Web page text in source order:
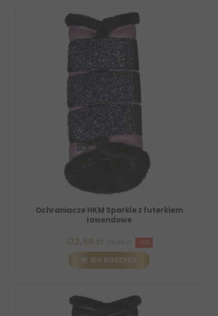
Ochraniacze HKM Sparkle z futerkiem
lawendowe
-30%
DO KOSZYKA